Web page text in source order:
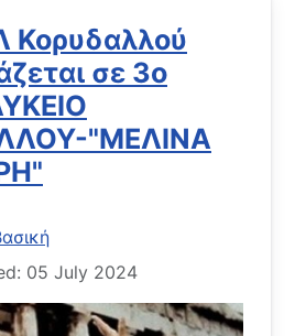
Κορυδαλλού
σε 3ο
"ΜΕΛΙΝΑ
05 July 2024